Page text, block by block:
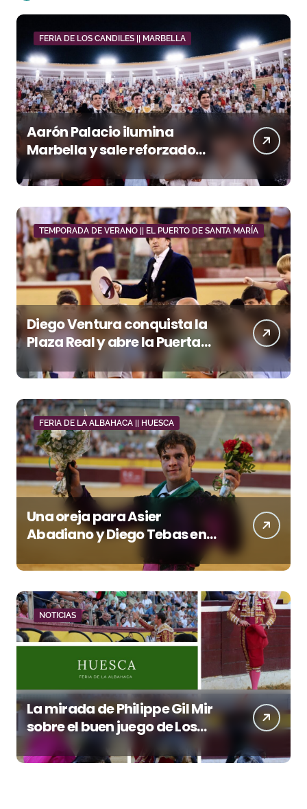
FERIA DE LOS CANDILES || MARBELLA
Aarón Palacio ilumina
Marbella y sale reforzado
junto a Manzanares y
Morante
TEMPORADA DE VERANO || EL PUERTO DE SANTA MARÍA
Diego Ventura conquista la
Plaza Real y abre la Puerta
Grande en El Puerto
FERIA DE LA ALBAHACA || HUESCA
Una oreja para Asier
Abadiano y Diego Tebas en
una apertura de la Albahaca
marcada por el buen juego
de Los Maños
NOTICIAS
La mirada de Philippe Gil Mir
sobre el buen juego de Los
Maños en el arranque de
Huesca